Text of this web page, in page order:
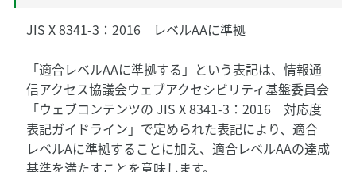
JIS X 8341-3：2016 レベルAAに準拠
「適合レベルAAに準拠する」という表記は、情報通
信アクセス協議会ウェブアクセシビリティ基盤委員会
「ウェブコンテンツの JIS X 8341-3：2016 対応度
表記ガイドライン」で定められた表記により、適合
レベルAに準拠することに加え、適合レベルAAの達成